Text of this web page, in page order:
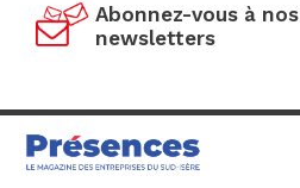
Abonnez-vous à nos
newsletters